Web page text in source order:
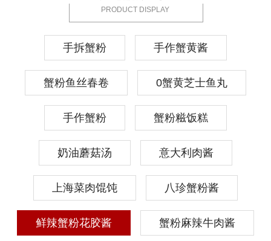
PRODUCT DISPLAY
手拆蟹粉 手作蟹黄酱
蟹粉鱼丝春卷 0蟹黄芝士鱼丸
手作蟹粉 蟹粉糍饭糕
奶油蘑菇汤 意大利肉酱
上海菜肉馄饨 八珍蟹粉酱
鲜辣蟹粉花胶酱 蟹粉麻辣牛肉酱